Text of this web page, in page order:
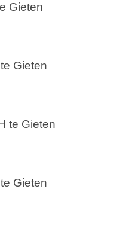
Gieten
Gieten
te Gieten
Gieten